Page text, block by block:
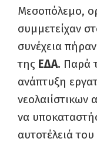
Μεσοπόλεμο,
συμμετείχαν
συνέχεια
της ΕΔΑ. Παρά
ανάπτυξη
να
αυτοτέλειά